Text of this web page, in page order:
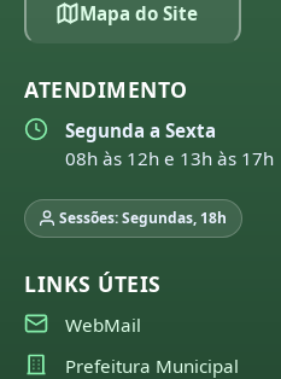
Mapa do Site
ATENDIMENTO
Segunda a Sexta
08h às 12h e 13h às 17h
Sessões: Segundas, 18h
LINKS ÚTEIS
WebMail
Prefeitura Municipal